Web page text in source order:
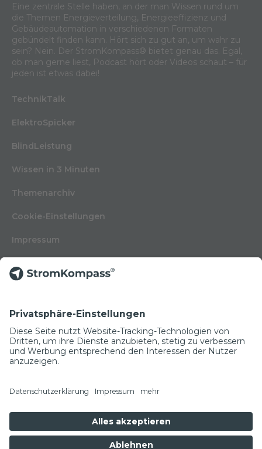
Eine zentrale Stelle haben, an der man Wissen rund um
die Themen Energieverteilung, Energieeffizienz und
Gebäudeautomation in verschiedenen Formaten
gebündelt finden kann. Hört sich zu gut an, um wahr zu
sein? Nein. Der StromKompass® bietet genau das. Egal,
ob man gerne liest, Podcast hört oder Videos schaut – für
jeden ist etwas dabei!
TechnikTalk
ElektroSpicker
BlindLeistung
Wissen in 3 Minuten
Themenarchiv
Cookie-Einstellungen
Impressum
Kontakt
Glossar